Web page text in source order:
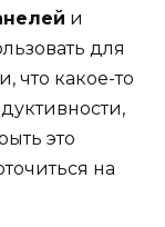
и
для
что какое-то
это
на